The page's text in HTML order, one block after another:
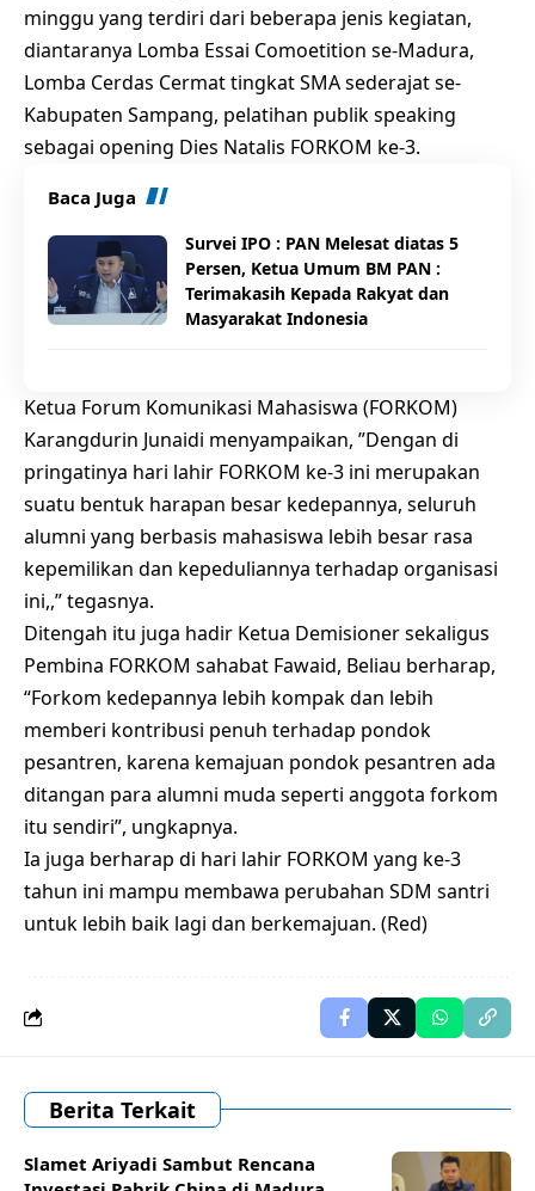
minggu yang terdiri dari beberapa jenis kegiatan,
diantaranya Lomba Essai Comoetition se-Madura,
Lomba Cerdas Cermat tingkat SMA sederajat se-
Kabupaten Sampang, pelatihan publik speaking
sebagai opening Dies Natalis FORKOM ke-3.
Baca Juga
Survei IPO : PAN Melesat diatas 5
Persen, Ketua Umum BM PAN :
Terimakasih Kepada Rakyat dan
Masyarakat Indonesia
Ketua Forum Komunikasi Mahasiswa (FORKOM)
Karangdurin Junaidi menyampaikan, ”Dengan di
pringatinya hari lahir FORKOM ke-3 ini merupakan
suatu bentuk harapan besar kedepannya, seluruh
alumni yang berbasis mahasiswa lebih besar rasa
kepemilikan dan kepeduliannya terhadap organisasi
ini,,” tegasnya.
Ditengah itu juga hadir Ketua Demisioner sekaligus
Pembina FORKOM sahabat Fawaid, Beliau berharap,
“Forkom kedepannya lebih kompak dan lebih
memberi kontribusi penuh terhadap pondok
pesantren, karena kemajuan pondok pesantren ada
ditangan para alumni muda seperti anggota forkom
itu sendiri”, ungkapnya.
Ia juga berharap di hari lahir FORKOM yang ke-3
tahun ini mampu membawa perubahan SDM santri
untuk lebih baik lagi dan berkemajuan. (Red)
Berita Terkait
Slamet Ariyadi Sambut Rencana